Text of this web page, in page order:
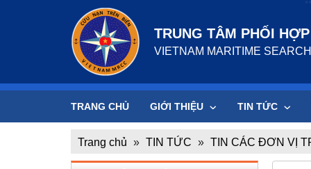
TRUNG TÂM PHỐI
VIETNAM MARITIME
TRANG CHỦ GIỚI THIỆU TIN TỨC
Trang chủ » TIN TỨC » TIN CÁC ĐƠN VỊ